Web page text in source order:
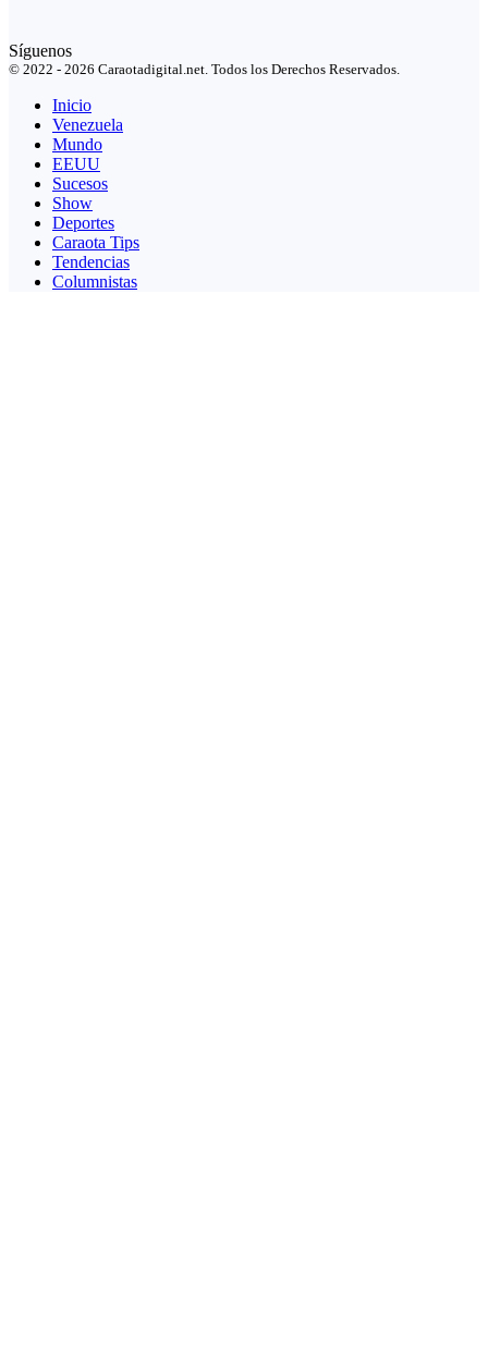
Síguenos
© 2022 - 2026 Caraotadigital.net. Todos los Derechos Reservados.
Inicio
Venezuela
Mundo
EEUU
Sucesos
Show
Deportes
Caraota Tips
Tendencias
Columnistas